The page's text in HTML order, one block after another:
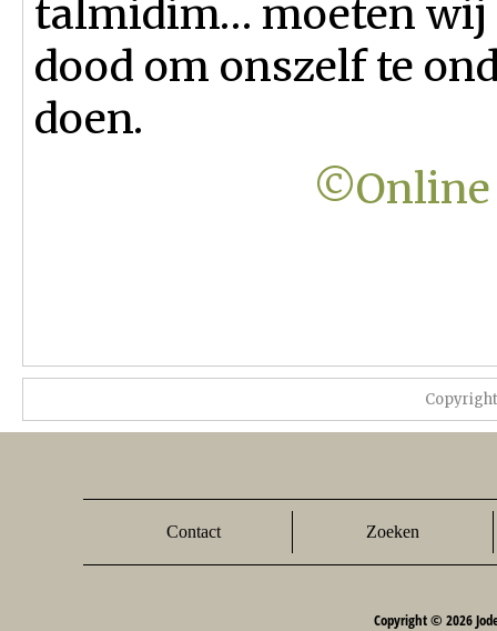
talmidim… moeten wij
dood om onszelf te
doen.
©Online
Contact Zoeken
Copyright © 2026